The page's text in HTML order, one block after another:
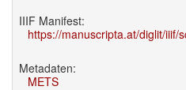
IIIF Manifest:
https://manuscripta.at/diglit/iiif/
Metadaten:
METS